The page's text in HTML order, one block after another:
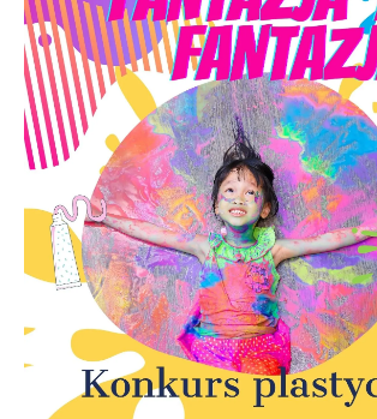
Fantazja”.